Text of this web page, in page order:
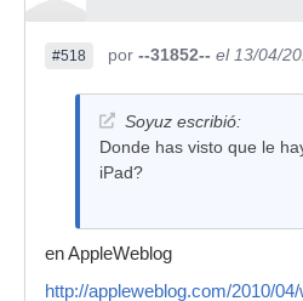
#518 por --31852-- el 13/04/
Soyuz escribió:
Donde has visto que le
iPad?
en AppleWeblog
http://appleweblog.com/2010/